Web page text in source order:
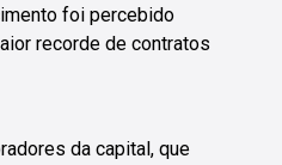
foi percebido
recorde de contratos
da capital, que